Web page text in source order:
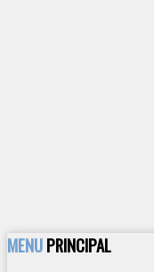
MENUPRINCIPAL